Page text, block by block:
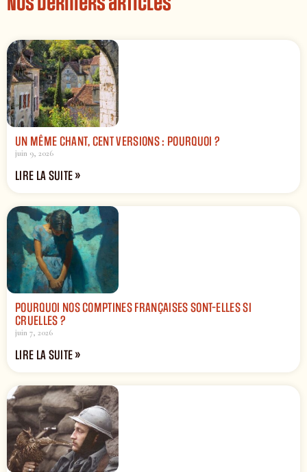
Nos derniers articles
UN MÊME CHANT, CENT VERSIONS : POURQUOI ?
juin 9, 2026
LIRE LA SUITE »
POURQUOI NOS COMPTINES FRANÇAISES SONT-ELLES SI
CRUELLES ?
juin 7, 2026
LIRE LA SUITE »